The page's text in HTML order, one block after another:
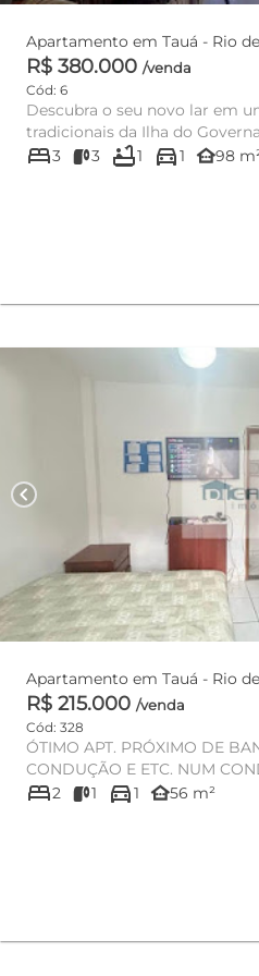
Apartamento
R$ 380.000 /venda
Cód: 6
Descubra o seu novo lar em
tradicionais da Ilha do
apartamento de 98m², lo...
bed3 3 bathtub1 directions_car1 other_houses98
chevron_left
Apartamento
R$ 215.000 /venda
Cód: 328
ÓTIMO APT. PRÓXIMO DE
CONDUÇÃO E ETC. NUM
GUARITA, 02 SALÕES DE
bed2 1 directions_car1 other_houses56 m²